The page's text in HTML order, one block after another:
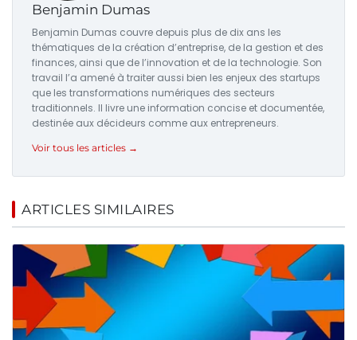
Benjamin Dumas
Benjamin Dumas couvre depuis plus de dix ans les
thématiques de la création d’entreprise, de la gestion et des
finances, ainsi que de l’innovation et de la technologie. Son
travail l’a amené à traiter aussi bien les enjeux des startups
que les transformations numériques des secteurs
traditionnels. Il livre une information concise et documentée,
destinée aux décideurs comme aux entrepreneurs.
Voir tous les articles →
ARTICLES SIMILAIRES